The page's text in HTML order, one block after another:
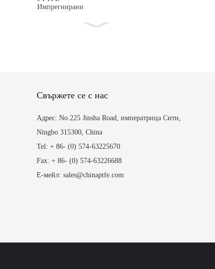
Свържете се с нас
Адрес: No.225 Jinsha Road, императрица Сити,
Ningbo 315300, China
Tel: + 86- (0) 574-63225670
Fax: + 86- (0) 574-63226688
Е-мейл: sales@chinaptfe.com